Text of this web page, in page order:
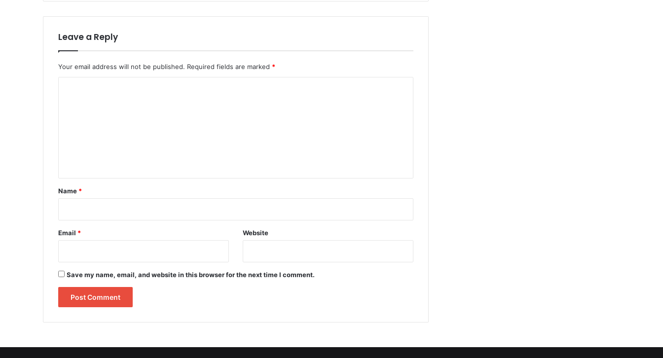
Leave a Reply
Your email address will not be published. Required fields are marked *
*
Name *
Email * Website
Save my name, email, and website in this browser for the next time I comment.